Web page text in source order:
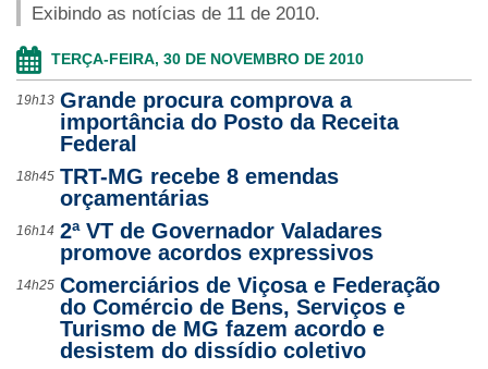
Jurisprudência
Transparência
Legislação
Contato
Exibindo as notícias de 11 de 2010.
TERÇA-FEIRA, 30 DE NOVEMBRO DE 2010
19h13 Grande procura comprova a
importância do Posto da Receita
Federal
18h45 TRT-MG recebe 8 emendas
orçamentárias
16h14 2ª VT de Governador Valadares
promove acordos expressivos
14h25 Comerciários de Viçosa e Federação
do Comércio de Bens, Serviços e
Turismo de MG fazem acordo e
desistem do dissídio coletivo